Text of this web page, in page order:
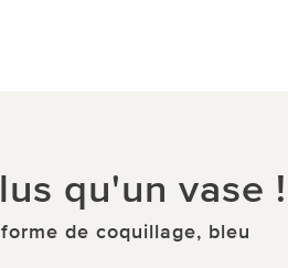
qu'un vase !
de coquillage, bleu